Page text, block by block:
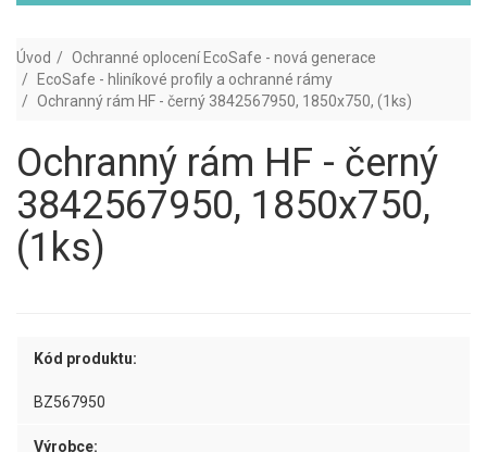
Úvod
Ochranné oplocení EcoSafe - nová generace
EcoSafe - hliníkové profily a ochranné rámy
Ochranný rám HF - černý 3842567950, 1850x750, (1ks)
Ochranný rám HF - černý
3842567950, 1850x750,
(1ks)
Kód produktu:
BZ567950
Výrobce: